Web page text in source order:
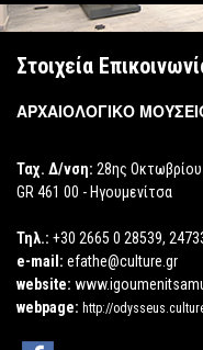
Στοιχεία
ΑΡΧΑΙΟΛΟΓΙΚΟ
Ταχ. Δ/νση: 28ης Οκτωβρίου
GR 461 00 - Ηγουμενίτσα
Τηλ.: +30 2665 0 28539,
e-mail: efathe@culture.gr
website:
webpage: http://